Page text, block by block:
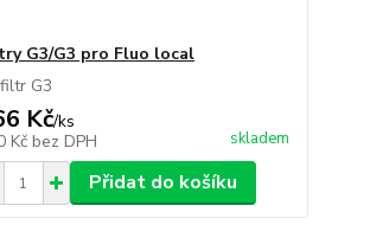
G3/G3 pro Fluo local
G3
Kč/ks
Kč bez DPH skladem
Přidat do košíku